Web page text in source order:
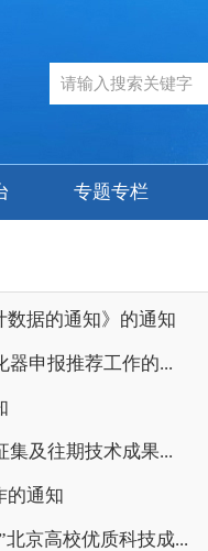
专题专栏
据的通知》的通知
器申报推荐工作的...
集及往期技术成果...
的通知
京高校优质科技成...